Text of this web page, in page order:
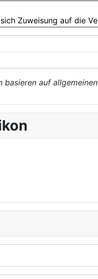
Zuweisung auf die
basieren auf